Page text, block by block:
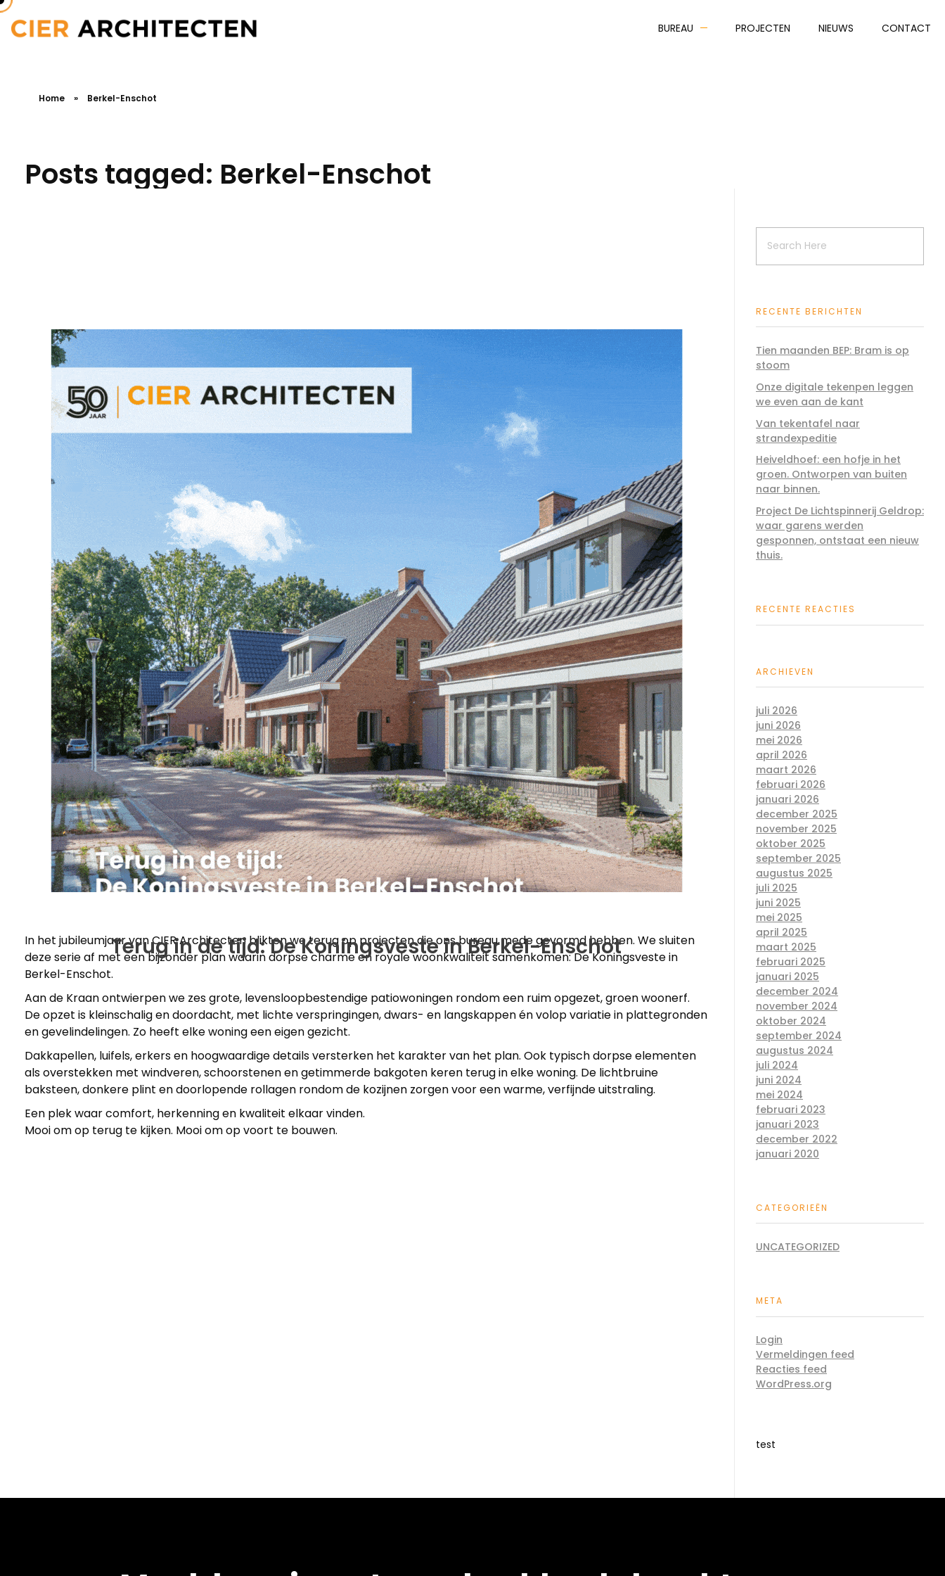
BUREAU PROJECTEN NIEUWS CONTACT
Home » Berkel-Enschot
Posts tagged: Berkel-Enschot
Terug in de tijd: De Koningsveste in Berkel-Enschot
In het jubileumjaar van CIER Architecten blikten we terug op projecten die ons bureau mede gevormd hebben. We sluiten
deze serie af met een bijzonder plan waarin dorpse charme en royale woonkwaliteit samenkomen: De Koningsveste in
Berkel-Enschot.
Aan de Kraan ontwierpen we zes grote, levensloopbestendige patiowoningen rondom een ruim opgezet, groen woonerf.
De opzet is kleinschalig en doordacht, met lichte verspringingen, dwars- en langskappen én volop variatie in plattegronden
en gevelindelingen. Zo heeft elke woning een eigen gezicht.
Dakkapellen, luifels, erkers en hoogwaardige details versterken het karakter van het plan. Ook typisch dorpse elementen
als overstekken met windveren, schoorstenen en getimmerde bakgoten keren terug in elke woning. De lichtbruine
baksteen, donkere plint en doorlopende rollagen rondom de kozijnen zorgen voor een warme, verfijnde uitstraling.
Een plek waar comfort, herkenning en kwaliteit elkaar vinden.
Mooi om op terug te kijken. Mooi om op voort te bouwen.
RECENTE BERICHTEN
Tien maanden BEP: Bram is op
stoom
Onze digitale tekenpen leggen
we even aan de kant
Van tekentafel naar
strandexpeditie
Heiveldhoef: een hofje in het
groen. Ontworpen van buiten
naar binnen.
Project De Lichtspinnerij Geldrop:
waar garens werden
gesponnen, ontstaat een nieuw
thuis.
RECENTE REACTIES
ARCHIEVEN
juli 2026
juni 2026
mei 2026
april 2026
maart 2026
februari 2026
januari 2026
december 2025
november 2025
oktober 2025
september 2025
augustus 2025
juli 2025
juni 2025
mei 2025
april 2025
maart 2025
februari 2025
januari 2025
december 2024
november 2024
oktober 2024
september 2024
augustus 2024
juli 2024
juni 2024
mei 2024
februari 2023
januari 2023
december 2022
januari 2020
CATEGORIEËN
UNCATEGORIZED
META
Login
Vermeldingen feed
Reacties feed
WordPress.org
test